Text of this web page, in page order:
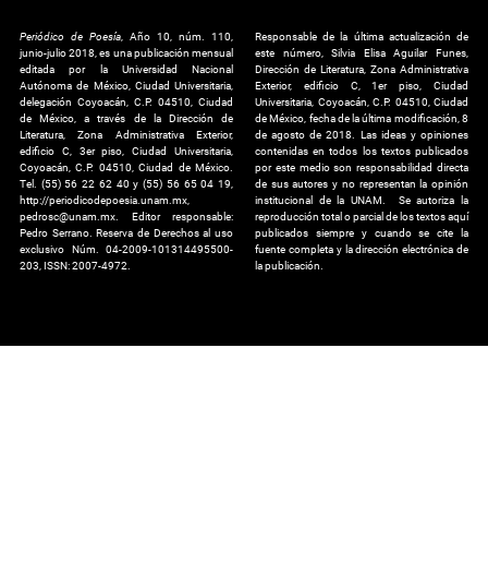
Periódico de Poesía , Año 10, núm. 110,
junio-julio 2018, es una publicación mensual
editada por la Universidad Nacional
Autónoma de México, Ciudad Universitaria,
delegación Coyoacán, C.P. 04510, Ciudad
de México, a través de la Dirección de
Literatura, Zona Administrativa Exterior,
edificio C, 3er piso, Ciudad Universitaria,
Coyoacán, C.P. 04510, Ciudad de México.
Tel. (55) 56 22 62 40 y (55) 56 65 04 19,
http://periodicodepoesia.unam.mx,
pedrosc@unam.mx. Editor responsable:
Pedro Serrano. Reserva de Derechos al uso
exclusivo Núm. 04-2009-101314495500-
203, ISSN: 2007-4972.
Responsable de la última actualización de
este número, Silvia Elisa Aguilar Funes,
Dirección de Literatura, Zona Administrativa
Exterior, edificio C, 1er piso, Ciudad
Universitaria, Coyoacán, C.P. 04510, Ciudad
de México, fecha de la última modificación, 8
de agosto de 2018. Las ideas y opiniones
contenidas en todos los textos publicados
por este medio son responsabilidad directa
de sus autores y no representan la opinión
institucional de la UNAM. Se autoriza la
reproducción total o parcial de los textos aquí
publicados siempre y cuando se cite la
fuente completa y la dirección electrónica de
la publicación.